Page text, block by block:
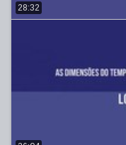
28:32